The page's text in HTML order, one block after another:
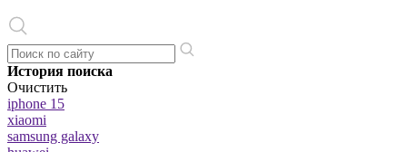
История поиска
Очистить
iphone 15
xiaomi
samsung galaxy